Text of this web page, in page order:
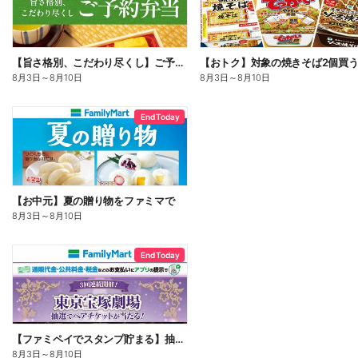
【旨さ格別、こだわり尽くし】ご予約弁当
8月3日 ～8月10日 8月3日 ～8月10日
End Today
【お中元】夏の贈り物をファミマで
8月3日 ～8月10日
End Today
【ファミペイでスタンプ貯まる】抽選でペアチケットが当たる!
8月3日 ～8月10日